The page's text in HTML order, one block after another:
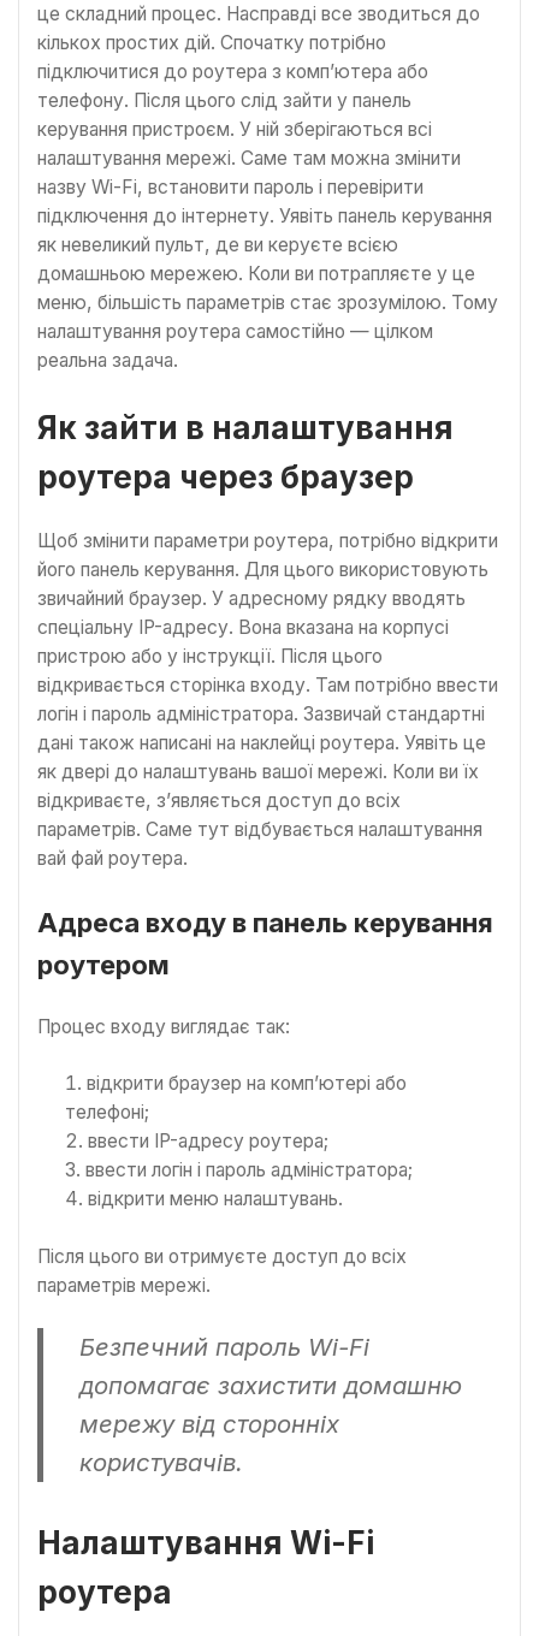
це складний процес. Насправді все зводиться до
кількох простих дій. Спочатку потрібно
підключитися до роутера з комп’ютера або
телефону. Після цього слід зайти у панель
керування пристроєм. У ній зберігаються всі
налаштування мережі. Саме там можна змінити
назву Wi-Fi, встановити пароль і перевірити
підключення до інтернету. Уявіть панель керування
як невеликий пульт, де ви керуєте всією
домашньою мережею. Коли ви потрапляєте у це
меню, більшість параметрів стає зрозумілою. Тому
налаштування роутера самостійно — цілком
реальна задача.
Як зайти в налаштування
роутера через браузер
Щоб змінити параметри роутера, потрібно відкрити
його панель керування. Для цього використовують
звичайний браузер. У адресному рядку вводять
спеціальну IP-адресу. Вона вказана на корпусі
пристрою або у інструкції. Після цього
відкривається сторінка входу. Там потрібно ввести
логін і пароль адміністратора. Зазвичай стандартні
дані також написані на наклейці роутера. Уявіть це
як двері до налаштувань вашої мережі. Коли ви їх
відкриваєте, з’являється доступ до всіх
параметрів. Саме тут відбувається налаштування
вай фай роутера.
Адреса входу в панель керування
роутером
Процес входу виглядає так:
відкрити браузер на комп’ютері або
телефоні;
ввести IP-адресу роутера;
ввести логін і пароль адміністратора;
відкрити меню налаштувань.
Після цього ви отримуєте доступ до всіх
параметрів мережі.
Безпечний пароль Wi-Fi
допомагає захистити домашню
мережу від сторонніх
користувачів.
Налаштування Wi-Fi
роутера